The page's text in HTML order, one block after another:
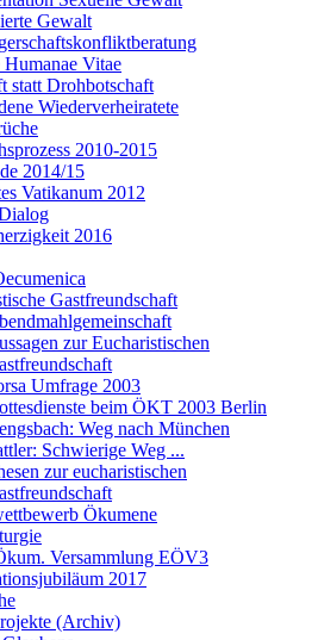
Gewalt
Humanae Vitae
statt Drohbotschaft
Wiederverheiratete
2010-2015
2014/15
Vatikanum 2012
2016
Gastfreundschaft
zur Eucharistischen
Umfrage 2003
beim ÖKT 2003 Berlin
Weg nach München
Schwierige Weg ...
zur eucharistischen
Ökumene
Versammlung EÖV3
2017
(Archiv)